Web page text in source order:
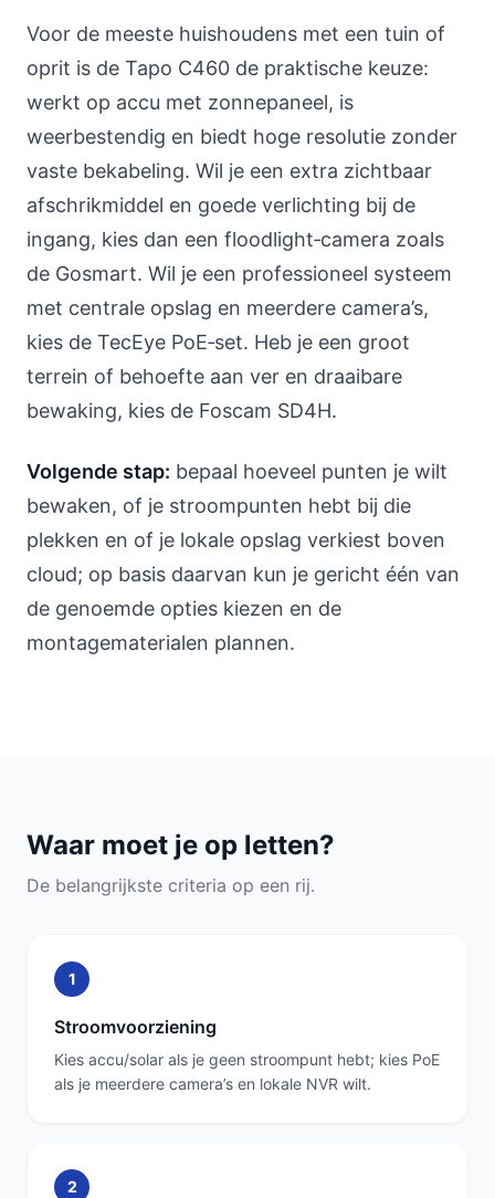
Voor de meeste huishoudens met een tuin of
oprit is de Tapo C460 de praktische keuze:
werkt op accu met zonnepaneel, is
weerbestendig en biedt hoge resolutie zonder
vaste bekabeling. Wil je een extra zichtbaar
afschrikmiddel en goede verlichting bij de
ingang, kies dan een floodlight‑camera zoals
de Gosmart. Wil je een professioneel systeem
met centrale opslag en meerdere camera’s,
kies de TecEye PoE‑set. Heb je een groot
terrein of behoefte aan ver en draaibare
bewaking, kies de Foscam SD4H.
Volgende stap: bepaal hoeveel punten je wilt
bewaken, of je stroompunten hebt bij die
plekken en of je lokale opslag verkiest boven
cloud; op basis daarvan kun je gericht één van
de genoemde opties kiezen en de
montagematerialen plannen.
Waar moet je op letten?
De belangrijkste criteria op een rij.
1
Stroomvoorziening
Kies accu/solar als je geen stroompunt hebt; kies PoE
als je meerdere camera’s en lokale NVR wilt.
2